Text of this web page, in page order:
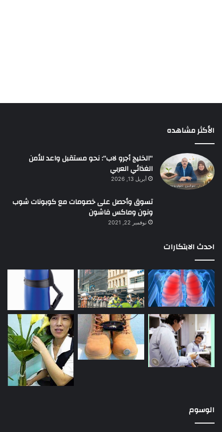
الأكثر مشاهده
“الخليج أجرو لاب”: نحو مستقبل واعد للأمن
الغذائي العربي
أبريل 13, 2026
تسوق وأحصل على خصومات مع كوبونات شوب
ونون وماكس فاشون
نوفمبر 22, 2021
احدث الابتكارات
الوسوم